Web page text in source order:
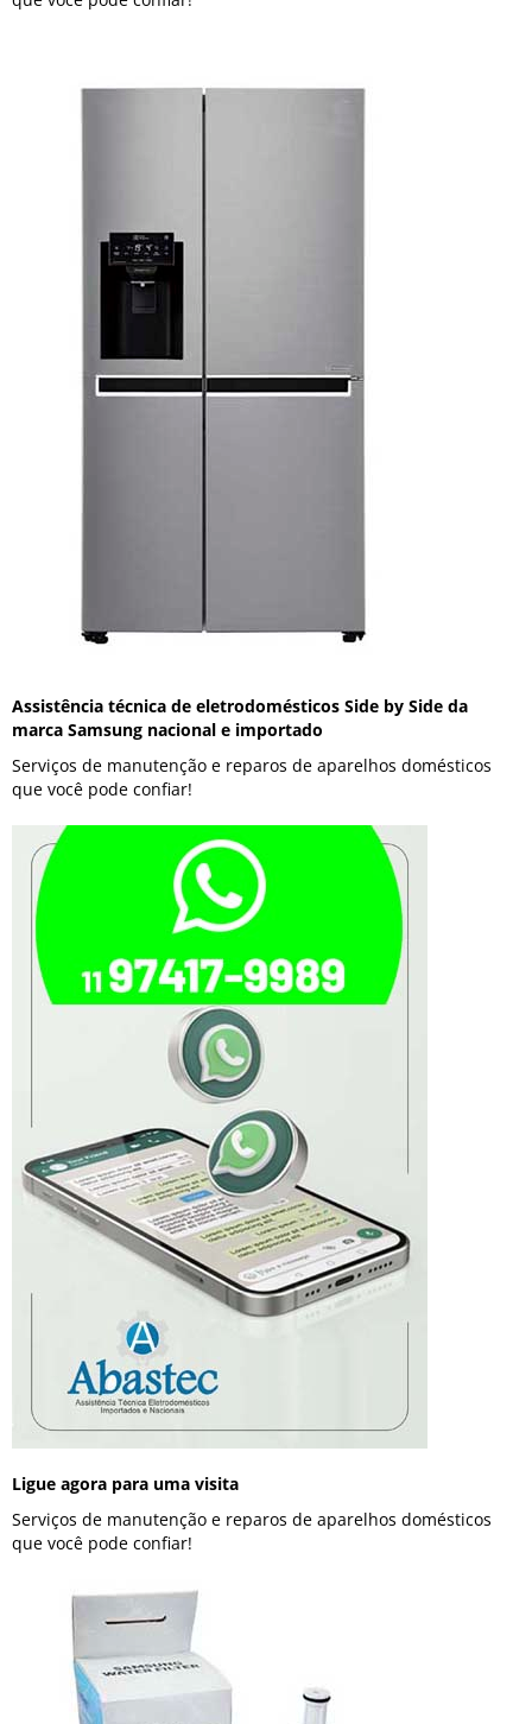
Assistência técnica de eletrodomésticos Side by Side da
marca Samsung nacional e importado
Serviços de manutenção e reparos de aparelhos domésticos
que você pode confiar!
Ligue agora para uma visita
Serviços de manutenção e reparos de aparelhos domésticos
que você pode confiar!